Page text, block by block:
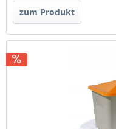
zum Produkt